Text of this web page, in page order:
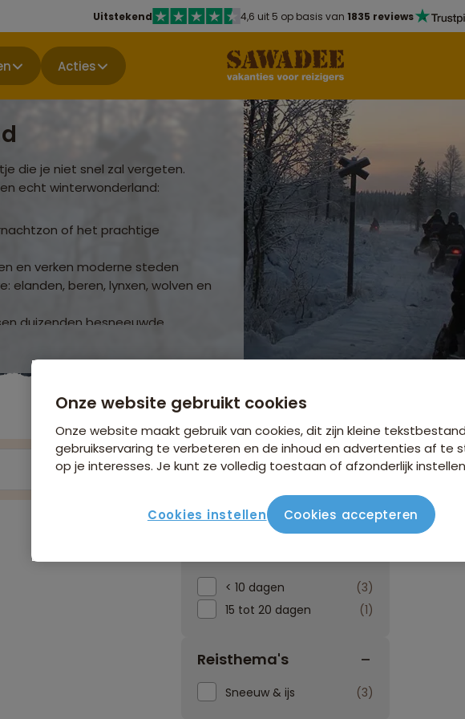
Uitstekend 4,6 uit 5 op basis van 1835 reviews
Acties
die je niet snel zal vergeten.
echt winterwonderland:
of het prachtige
en verken moderne steden
elanden, beren, lynxen, wolven en
duizenden besneeuwde
Reissoorten
< 10 dagen
3
15 tot 20 dagen
1
Reisthema's
Sneeuw & ijs 3
Onze website gebruikt cookies
Onze website maakt gebruik van cookies, dit zijn kleine
gebruikservaring te verbeteren en de inhoud en advertenties af te
op je interesses. Je kunt ze volledig toestaan of afzonderlijk
Cookies instellen Cookies accepteren